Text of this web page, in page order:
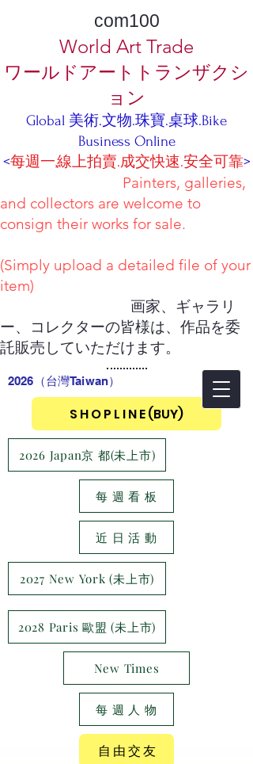
2026（台灣Taiwan）
S H O P L I N E (BUY)
2026 Japan京 都(未上市)
每 週 看 板
近 日 活 動
2027 New York (未上市)
2028 Paris 歐盟 (未上市)
New Times
每 週 人 物
自 由 交 友
com100
World Art Trade
ワールドアートトランザクシ
ョン
Global 美術.文物.珠寶.桌球.Bike
Business Online
<每週一,線上拍賣.成交快速.安全可靠>
Painters, galleries,
and collectors are welcome to
consign their works for sale.
(Simply upload a detailed file of your
item)
画家、ギャラリ
ー、コレクターの皆様は、作品を委
託販売していただけます。